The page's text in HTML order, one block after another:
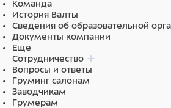
(Rheum Palmatum), экстракт
экстракт коры осины (Populus
гидролизованный этиловый эфир
пептиды шелка гидролизованные,
свежесть AF 17115/34, D-пантенол
ЭДТА динатрий, лаурет сульфат
кокамидопропилбетаин,
поликватерниум 10,
декабен КП, сабовакс LM2
Команда
История Валты
Сведения об образовательной
Документы компании
Еще
Сотрудничество
Вопросы и ответы
Груминг салонам
Заводчикам
Грумерам